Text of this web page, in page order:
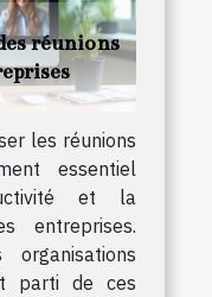
réunions
les réunions
essentiel
et la
entreprises.
parti de ces